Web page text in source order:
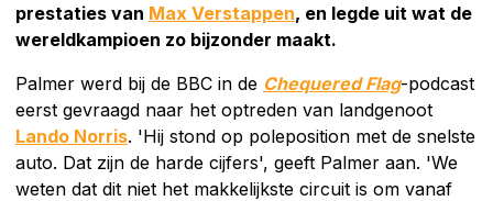
prestaties van Max Verstappen, en legde uit wat de
wereldkampioen zo bijzonder maakt.
Palmer werd bij de BBC in de Chequered Flag-podcast
eerst gevraagd naar het optreden van landgenoot
Lando Norris. 'Hij stond op poleposition met de snelste
auto. Dat zijn de harde cijfers', geeft Palmer aan. 'We
weten dat dit niet het makkelijkste circuit is om vanaf